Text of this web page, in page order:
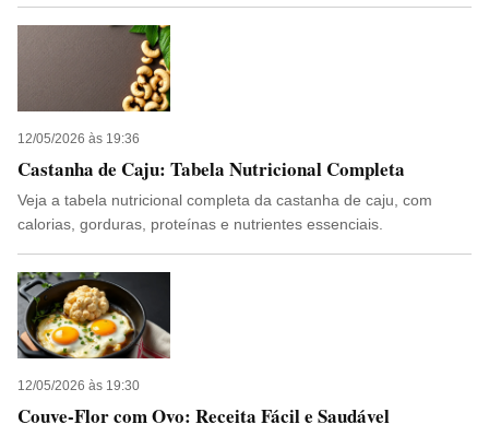
12/05/2026 às 19:36
Castanha de Caju: Tabela Nutricional Completa
Veja a tabela nutricional completa da castanha de caju, com
calorias, gorduras, proteínas e nutrientes essenciais.
12/05/2026 às 19:30
Couve-Flor com Ovo: Receita Fácil e Saudável